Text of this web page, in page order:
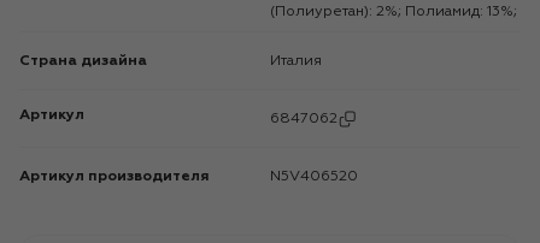
(Полиуретан): 2%; Полиамид: 13%;
Страна дизайна Италия
Артикул 6847062
Артикул производителя N5V406520